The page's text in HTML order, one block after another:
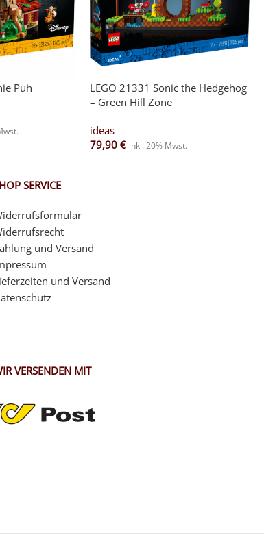
Puh
LEGO 21331 Sonic the Hedgehog
– Green Hill Zone
ideas
79,90 € inkl. 20% Mwst.
SERVICE
und Versand
und Versand
VERSENDEN MIT